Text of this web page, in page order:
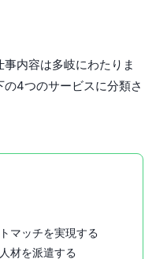
内容は多岐にわたりま
4つのサービスに分類さ
マッチを実現する
材を派遣する